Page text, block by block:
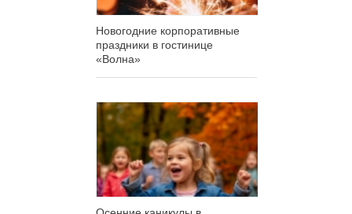
Новогодние корпоративные
праздники в гостинице
«Волна»